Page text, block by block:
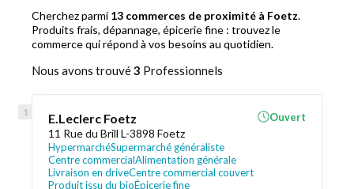
Cherchez parmi 13 commerces de proximité à Foetz.
Produits frais, dépannage, épicerie fine : trouvez le
commerce qui répond à vos besoins au quotidien.
Nous avons trouvé3 Professionnels
E.Leclerc Foetz
11 Rue du Brill L-3898 Foetz
HypermarchéSupermarché généraliste
Centre commercialAlimentation générale
Livraison en driveCentre commercial couvert
Produit issu du bioÉpicerie fine
Ouvert